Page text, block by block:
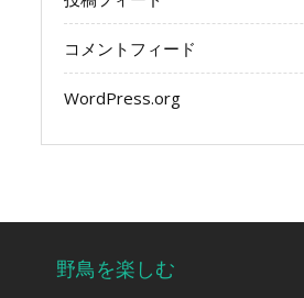
コメントフィード
WordPress.org
野鳥を楽しむ